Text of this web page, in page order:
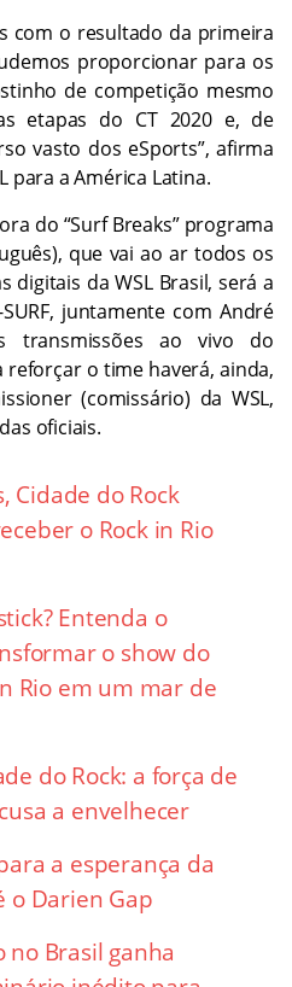
com o resultado da primeira
proporcionar para os
de competição mesmo
etapas do CT 2020 e, de
vasto dos eSports”, afirma
para a América Latina.
do “Surf Breaks” programa
que vai ao ar todos os
digitais da WSL Brasil, será a
juntamente com André
transmissões ao vivo do
o time haverá, ainda,
(comissário) da WSL,
oficiais.
Cidade do Rock
o Rock in Rio
Entenda o
o show do
Rio em um mar de
do Rock: a força de
a envelhecer
a esperança da
o Darien Gap
no Brasil ganha